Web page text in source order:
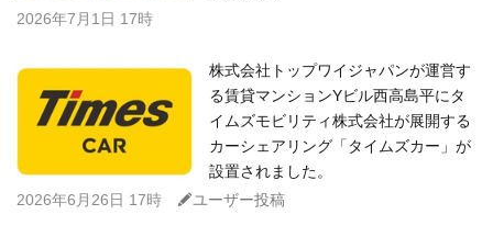
2026年7月1日 17時
株式会社トップワイジャパンが運営す
る賃貸マンションYビル西高島平にタ
イムズモビリティ株式会社が展開する
カーシェアリング「タイムズカー」が
設置されました。
2026年6月26日 17時
Cユーザー投稿